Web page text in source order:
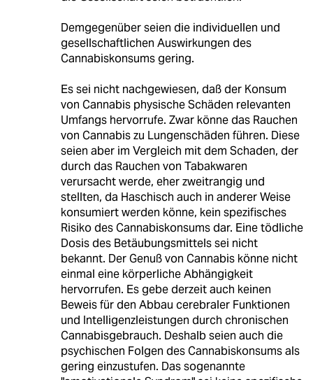
Demgegenüber seien die individuellen und
gesellschaftlichen Auswirkungen des
Cannabiskonsums gering.
Es sei nicht nachgewiesen, daß der Konsum
von Cannabis physische Schäden relevanten
Umfangs hervorrufe. Zwar könne das Rauchen
von Cannabis zu Lungenschäden führen. Diese
seien aber im Vergleich mit dem Schaden, der
durch das Rauchen von Tabakwaren
verursacht werde, eher zweitrangig und
stellten, da Haschisch auch in anderer Weise
konsumiert werden könne, kein spezifisches
Risiko des Cannabiskonsums dar. Eine tödliche
Dosis des Betäubungsmittels sei nicht
bekannt. Der Genuß von Cannabis könne nicht
einmal eine körperliche Abhängigkeit
hervorrufen. Es gebe derzeit auch keinen
Beweis für den Abbau cerebraler Funktionen
und Intelligenzleistungen durch chronischen
Cannabisgebrauch. Deshalb seien auch die
psychischen Folgen des Cannabiskonsums als
gering einzustufen. Das sogenannte